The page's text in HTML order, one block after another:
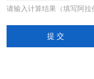
请输入计算结果（填写阿